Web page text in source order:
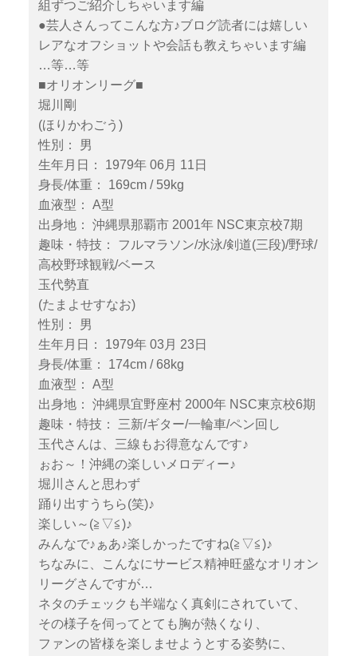
組ずつご紹介しちゃいます編
●芸人さんってこんな方♪ブログ読者には嬉しい
レアなオフショットや会話も教えちゃいます編
…等…等
■オリオンリーグ■
堀川剛
(ほりかわごう)
性別： 男
生年月日： 1979年 06月 11日
身長/体重： 169cm / 59kg
血液型： A型
出身地： 沖縄県那覇市 2001年 NSC東京校7期
趣味・特技： フルマラソン/水泳/剣道(三段)/野球/
高校野球観戦/ベース
玉代勢直
(たまよせすなお)
性別： 男
生年月日： 1979年 03月 23日
身長/体重： 174cm / 68kg
血液型： A型
出身地： 沖縄県宜野座村 2000年 NSC東京校6期
趣味・特技： 三新/ギター/一輪車/ペン回し
玉代さんは、三線もお得意なんです♪
ぉお～！沖縄の楽しいメロディー♪
堀川さんと思わず
踊り出すうちら(笑)♪
楽しい～(≧▽≦)♪
みんなで♪ぁあ♪楽しかったですね(≧▽≦)♪
ちなみに、こんなにサービス精神旺盛なオリオン
リーグさんですが…
ネタのチェックも半端なく真剣にされていて、
その様子を伺ってとても胸が熱くなり、
ファンの皆様を楽しませようとする姿勢に、